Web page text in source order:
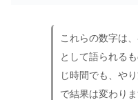
これらの数字は
として語られる
じ時間でも、や
で結果は変わり